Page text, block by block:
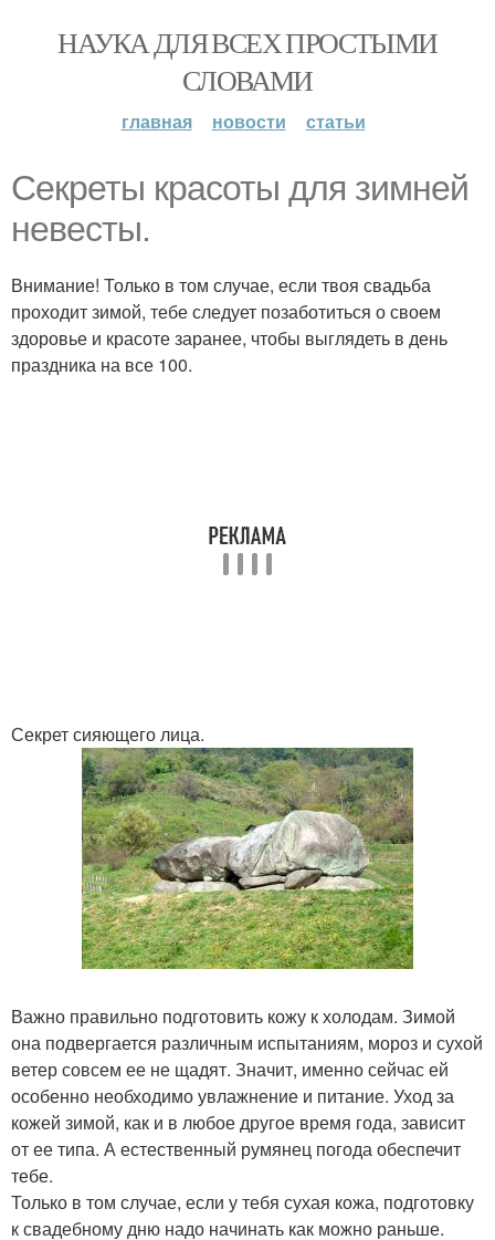
НАУКА ДЛЯ ВСЕХ ПРОСТЫМИ
СЛОВАМИ
главная новости статьи
Секреты красоты для зимней
невесты.
Внимание! Только в том случае, если твоя свадьба
проходит зимой, тебе следует позаботиться о своем
здоровье и красоте заранее, чтобы выглядеть в день
праздника на все 100.
Секрет сияющего лица.
Важно правильно подготовить кожу к холодам. Зимой
она подвергается различным испытаниям, мороз и сухой
ветер совсем ее не щадят. Значит, именно сейчас ей
особенно необходимо увлажнение и питание. Уход за
кожей зимой, как и в любое другое время года, зависит
от ее типа. А естественный румянец погода обеспечит
тебе.
Только в том случае, если у тебя сухая кожа, подготовку
к свадебному дню надо начинать как можно раньше.